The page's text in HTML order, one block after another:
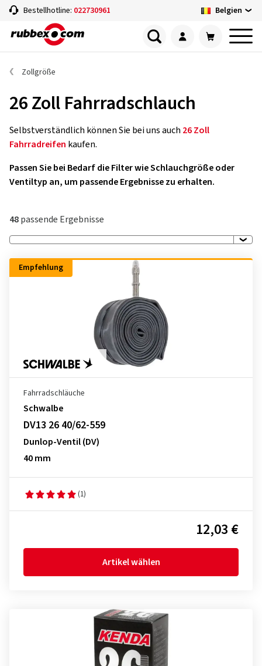
Bestellhotline: 022730961 Belgien
Zollgröße
26 Zoll Fahrradschlauch
Selbstverständlich können Sie bei uns auch 26 Zoll
Fahrradreifen kaufen.
Passen Sie bei Bedarf die Filter wie Schlauchgröße oder
Ventiltyp an, um passende Ergebnisse zu erhalten.
48passende Ergebnisse
Empfehlung
Fahrradschläuche
Schwalbe
DV13 26 40/62-559
Dunlop-Ventil (DV)
40 mm
(1)
12,03 €
Artikel wählen